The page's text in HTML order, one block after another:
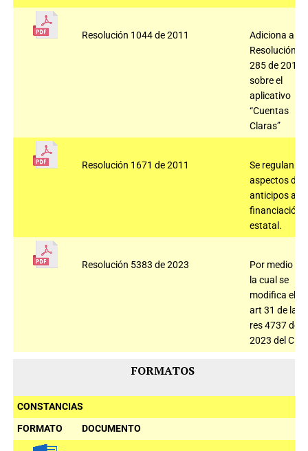
Resolución 1044 de 2011
Adiciona a la
Resolución
285 de 2010
sobre el
aplicativo
“Cuentas
Claras”
Resolución 1671 de 2011
Se regulan
aspectos de
anticipos a la
financiación
estatal.
Resolución 5383 de 2023
Por medio de
la cual se
modifica el
art 31 de la
res 4737 de
2023 del CNE
FORMATOS
CONSTANCIAS
FORMATO
DOCUMENTO